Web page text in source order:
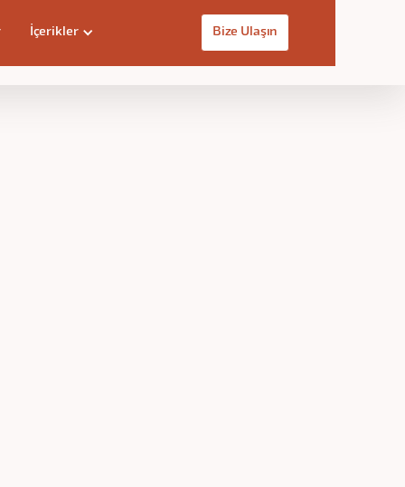
İçerikler Bize Ulaşın